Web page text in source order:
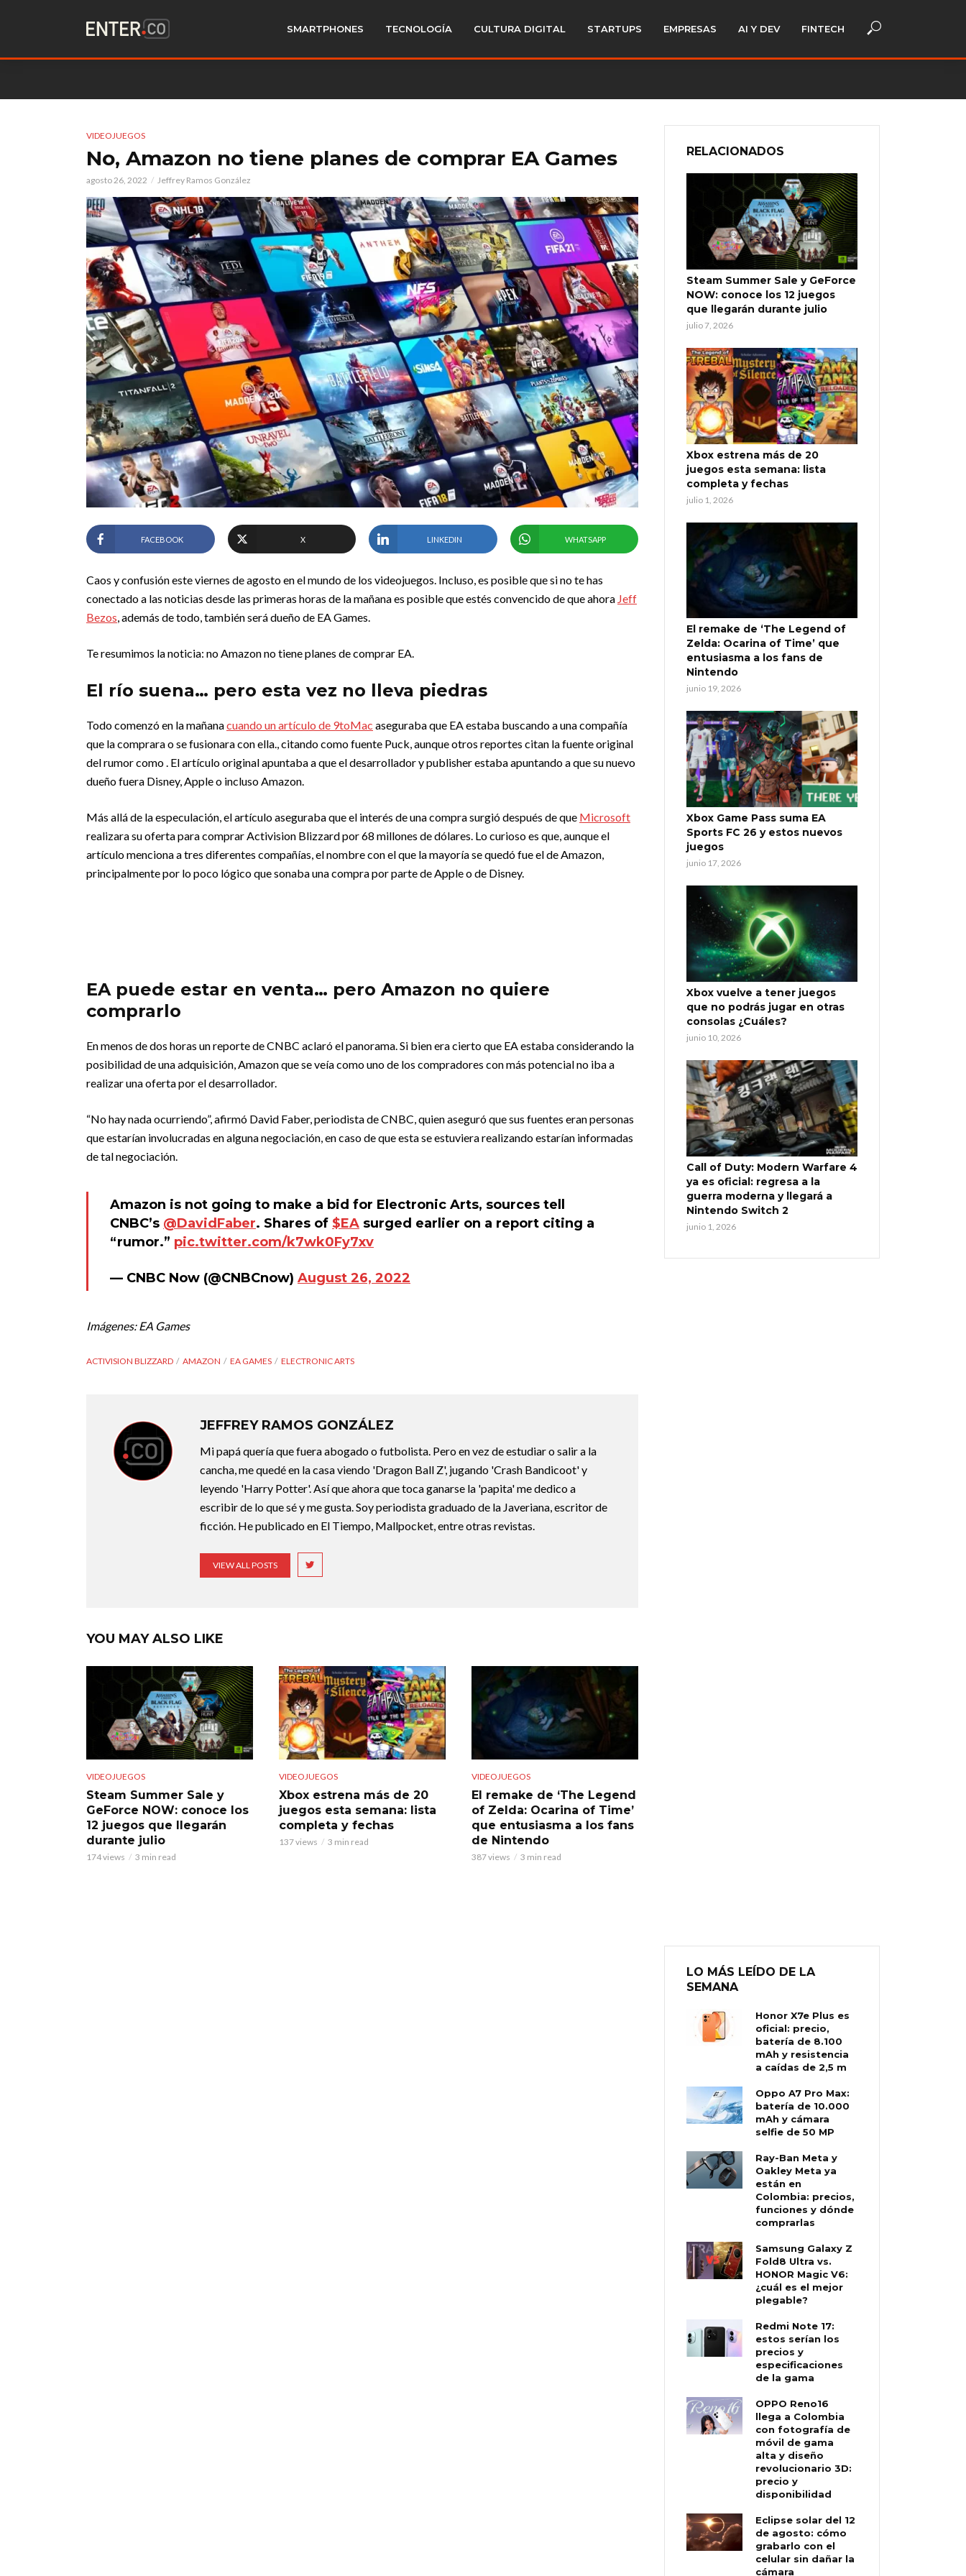
SMARTPHONES TECNOLOGÍA CULTURA DIGITAL STARTUPS EMPRESAS AI Y DEV FINTECH
VIDEOJUEGOS
No, Amazon no tiene planes de comprar EA Games
agosto 26, 2022 Jeffrey Ramos González
FACEBOOK X LINKEDIN WHATSAPP
Caos y confusión este viernes de agosto en el mundo de los videojuegos. Incluso, es posible que si no te has
conectado a las noticias desde las primeras horas de la mañana es posible que estés convencido de que ahora Jeff
Bezos, además de todo, también será dueño de EA Games.
Te resumimos la noticia: no Amazon no tiene planes de comprar EA.
El río suena… pero esta vez no lleva piedras
Todo comenzó en la mañanacuando un artículo de 9toMac aseguraba que EA estaba buscando a una compañía
que la comprara o se fusionara con ella., citando como fuente Puck, aunque otros reportes citan la fuente original
del rumor como . El artículo original apuntaba a que el desarrollador y publisher estaba apuntando a que su nuevo
dueño fuera Disney, Apple o incluso Amazon.
Más allá de la especulación, el artículo aseguraba que el interés de una compra surgió después de que Microsoft
realizara su oferta para comprar Activision Blizzard por 68 millones de dólares. Lo curioso es que, aunque el
artículo menciona a tres diferentes compañías, el nombre con el que la mayoría se quedó fue el de Amazon,
principalmente por lo poco lógico que sonaba una compra por parte de Apple o de Disney.
EA puede estar en venta… pero Amazon no quiere
comprarlo
En menos de dos horas un reporte de CNBC aclaró el panorama. Si bien era cierto que EA estaba considerando la
posibilidad de una adquisición, Amazon que se veía como uno de los compradores con más potencial no iba a
realizar una oferta por el desarrollador.
“No hay nada ocurriendo”, afirmó David Faber, periodista de CNBC, quien aseguró que sus fuentes eran personas
que estarían involucradas en alguna negociación, en caso de que esta se estuviera realizando estarían informadas
de tal negociación.
Amazon is not going to make a bid for Electronic Arts, sources tell
CNBC’s @DavidFaber. Shares of $EA surged earlier on a report citing a
“rumor.” pic.twitter.com/k7wk0Fy7xv
— CNBC Now (@CNBCnow) August 26, 2022
Imágenes: EA Games
ACTIVISION BLIZZARD AMAZON EA GAMES ELECTRONIC ARTS
JEFFREY RAMOS GONZÁLEZ
Mi papá quería que fuera abogado o futbolista. Pero en vez de estudiar o salir a la
cancha, me quedé en la casa viendo 'Dragon Ball Z', jugando 'Crash Bandicoot' y
leyendo 'Harry Potter'. Así que ahora que toca ganarse la 'papita' me dedico a
escribir de lo que sé y me gusta. Soy periodista graduado de la Javeriana, escritor de
ficción. He publicado en El Tiempo, Mallpocket, entre otras revistas.
VIEW ALL POSTS
YOU MAY ALSO LIKE
VIDEOJUEGOS
Steam Summer Sale y
GeForce NOW: conoce los
12 juegos que llegarán
durante julio
174 views 3 min read
VIDEOJUEGOS
Xbox estrena más de 20
juegos esta semana: lista
completa y fechas
137 views 3 min read
VIDEOJUEGOS
El remake de ‘The Legend
of Zelda: Ocarina of Time’
que entusiasma a los fans
de Nintendo
387 views 3 min read
RELACIONADOS
Steam Summer Sale y GeForce
NOW: conoce los 12 juegos
que llegarán durante julio
julio 7, 2026
Xbox estrena más de 20
juegos esta semana: lista
completa y fechas
julio 1, 2026
El remake de ‘The Legend of
Zelda: Ocarina of Time’ que
entusiasma a los fans de
Nintendo
junio 19, 2026
Xbox Game Pass suma EA
Sports FC 26 y estos nuevos
juegos
junio 17, 2026
Xbox vuelve a tener juegos
que no podrás jugar en otras
consolas ¿Cuáles?
junio 10, 2026
Call of Duty: Modern Warfare 4
ya es oficial: regresa a la
guerra moderna y llegará a
Nintendo Switch 2
junio 1, 2026
LO MÁS LEÍDO DE LA
SEMANA
Honor X7e Plus es
oficial: precio,
batería de 8.100
mAh y resistencia
a caídas de 2,5 m
Oppo A7 Pro Max:
batería de 10.000
mAh y cámara
selfie de 50 MP
Ray-Ban Meta y
Oakley Meta ya
están en
Colombia: precios,
funciones y dónde
comprarlas
Samsung Galaxy Z
Fold8 Ultra vs.
HONOR Magic V6:
¿cuál es el mejor
plegable?
Redmi Note 17:
estos serían los
precios y
especificaciones
de la gama
OPPO Reno16
llega a Colombia
con fotografía de
móvil de gama
alta y diseño
revolucionario 3D:
precio y
disponibilidad
Eclipse solar del 12
de agosto: cómo
grabarlo con el
celular sin dañar la
cámara